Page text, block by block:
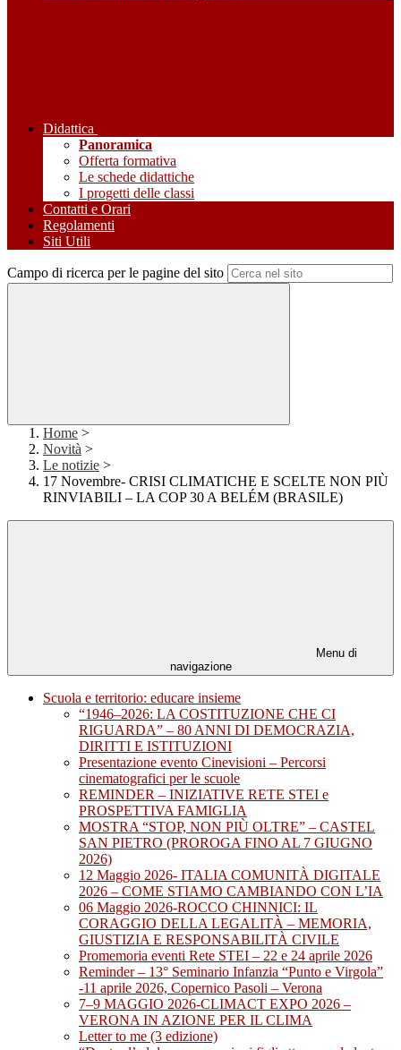
Didattica
Panoramica
Offerta formativa
Le schede didattiche
I progetti delle classi
Contatti e Orari
Regolamenti
Siti Utili
Campo di ricerca per le pagine del sito
Home >
Novità >
Le notizie >
17 Novembre- CRISI CLIMATICHE E SCELTE NON PIÙ
RINVIABILI – LA COP 30 A BELÉM (BRASILE)
Menu di
navigazione
Scuola e territorio: educare insieme
“1946–2026: LA COSTITUZIONE CHE CI
RIGUARDA” – 80 ANNI DI DEMOCRAZIA,
DIRITTI E ISTITUZIONI
Presentazione evento Cinevisioni – Percorsi
cinematografici per le scuole
REMINDER – INIZIATIVE RETE STEI e
PROSPETTIVA FAMIGLIA
MOSTRA “STOP, NON PIÙ OLTRE” – CASTEL
SAN PIETRO (PROROGA FINO AL 7 GIUGNO
2026)
12 Maggio 2026- ITALIA COMUNITÀ DIGITALE
2026 – COME STIAMO CAMBIANDO CON L’IA
06 Maggio 2026-ROCCO CHINNICI: IL
CORAGGIO DELLA LEGALITÀ – MEMORIA,
GIUSTIZIA E RESPONSABILITÀ CIVILE
Promemoria eventi Rete STEI – 22 e 24 aprile 2026
Reminder – 13° Seminario Infanzia “Punto e Virgola”
-11 aprile 2026, Copernico Pasoli – Verona
7–9 MAGGIO 2026-CLIMACT EXPO 2026 –
VERONA IN AZIONE PER IL CLIMA
Letter to me (3 edizione)